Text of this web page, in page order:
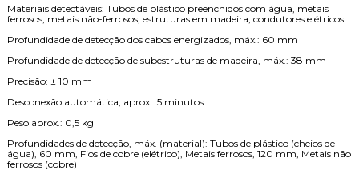
Materiais detectáveis: Tubos de plástico preenchidos com água, metais
ferrosos, metais não-ferrosos, estruturas em madeira, condutores elétricos
Profundidade de detecção dos cabos energizados, máx.: 60 mm
Profundidade de detecção de subestruturas de madeira, máx.: 38 mm
Precisão: ± 10 mm
Desconexão automática, aprox.: 5 minutos
Peso aprox.: 0,5 kg
Profundidades de detecção, máx. (material): Tubos de plástico (cheios de
gua), 60 mm, Fios de cobre (elétrico), Metais ferrosos, 120 mm, Metais não
ferrosos (cobre)